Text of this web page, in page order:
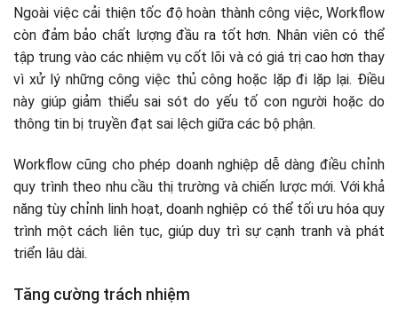
Ngoài việc cải thiện tốc độ hoàn thành công việc, Workflow
còn đảm bảo chất lượng đầu ra tốt hơn. Nhân viên có thể
tập trung vào các nhiệm vụ cốt lõi và có giá trị cao hơn thay
vì xử lý những công việc thủ công hoặc lặp đi lặp lại. Điều
này giúp giảm thiểu sai sót do yếu tố con người hoặc do
thông tin bị truyền đạt sai lệch giữa các bộ phận.
Workflow cũng cho phép doanh nghiệp dễ dàng điều chỉnh
quy trình theo nhu cầu thị trường và chiến lược mới. Với khả
năng tùy chỉnh linh hoạt, doanh nghiệp có thể tối ưu hóa quy
trình một cách liên tục, giúp duy trì sự cạnh tranh và phát
triển lâu dài.
Tăng cường trách nhiệm